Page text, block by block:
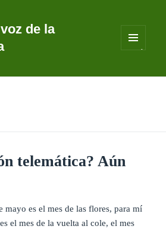
de la
telemática? Aún
mayo es el mes de las flores, para mí
el mes de la vuelta al cole, el mes